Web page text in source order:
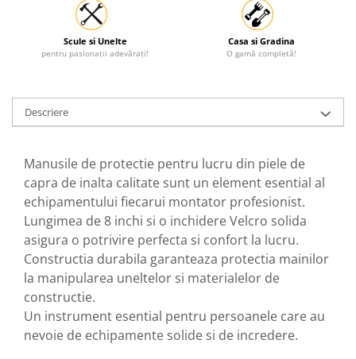
Scule si Unelte
pentru pasionații adevărați!
Casa si Gradina
O gamă completă!
Descriere
Manusile de protectie pentru lucru din piele de
capra de inalta calitate sunt un element esential al
echipamentului fiecarui montator profesionist.
Lungimea de 8 inchi si o inchidere Velcro solida
asigura o potrivire perfecta si confort la lucru.
Constructia durabila garanteaza protectia mainilor
la manipularea uneltelor si materialelor de
constructie.
Un instrument esential pentru persoanele care au
nevoie de echipamente solide si de incredere.